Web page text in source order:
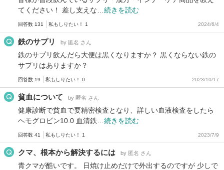
てください！ 差し支えな… 続きを読む
回答数 131 私もしりたい！ 1 2024/6/4
鉄のサプリ by 匿名 さん
鉄のサプリ飲んだら大便は黒くなりますか？ 黒くならない鉄の
サプリはありますか？
回答数 19 私もしりたい！ 0 2023/10/17
貧血について by 匿名 さん
健康診断で貧血で要精密検査となり、詳しい血液検査をしたら
ヘモグロビン10.0 血清鉄… 続きを読む
回答数 41 私もしりたい！ 1 2023/7/9
クマ、根本から解決するには by 匿名 さん
青クマが酷いです。 日焼け止めだけで外出するのですが 少しで